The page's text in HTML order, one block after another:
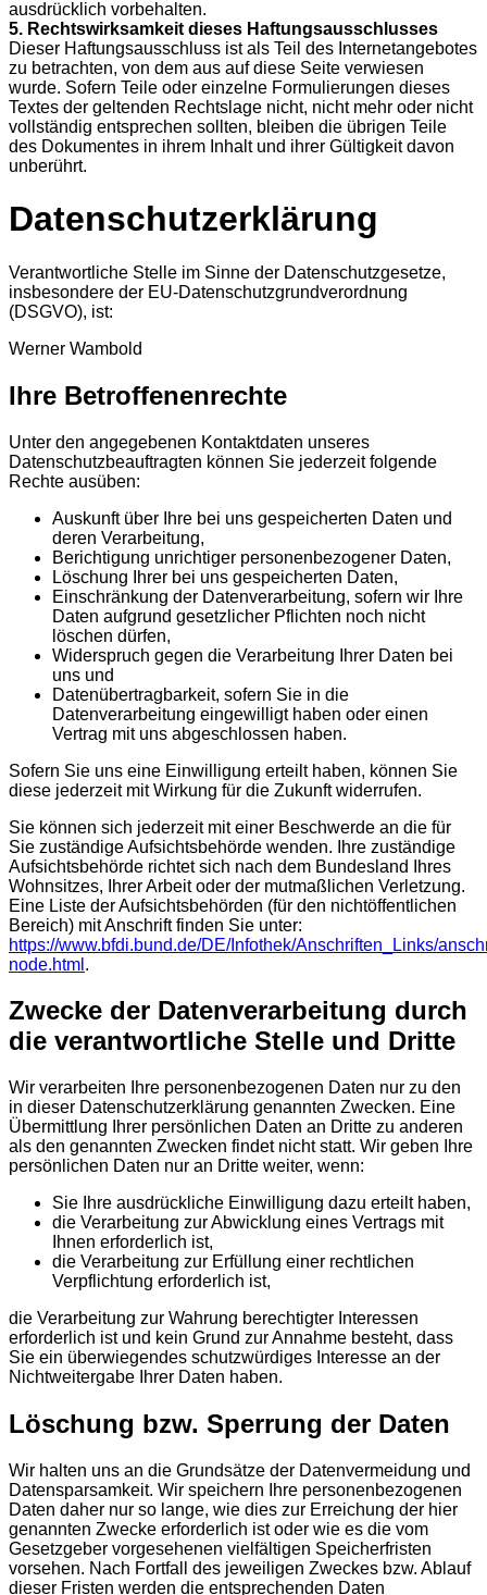
ausdrücklich vorbehalten.
5. Rechtswirksamkeit dieses Haftungsausschlusses
Dieser Haftungsausschluss ist als Teil des Internetangebotes
zu betrachten, von dem aus auf diese Seite verwiesen
wurde. Sofern Teile oder einzelne Formulierungen dieses
Textes der geltenden Rechtslage nicht, nicht mehr oder nicht
vollständig entsprechen sollten, bleiben die übrigen Teile
des Dokumentes in ihrem Inhalt und ihrer Gültigkeit davon
unberührt.
Datenschutzerklärung
Verantwortliche Stelle im Sinne der Datenschutzgesetze,
insbesondere der EU-Datenschutzgrundverordnung
(DSGVO), ist:
Werner Wambold
Ihre Betroffenenrechte
Unter den angegebenen Kontaktdaten unseres
Datenschutzbeauftragten können Sie jederzeit folgende
Rechte ausüben:
Auskunft über Ihre bei uns gespeicherten Daten und
deren Verarbeitung,
Berichtigung unrichtiger personenbezogener Daten,
Löschung Ihrer bei uns gespeicherten Daten,
Einschränkung der Datenverarbeitung, sofern wir Ihre
Daten aufgrund gesetzlicher Pflichten noch nicht
löschen dürfen,
Widerspruch gegen die Verarbeitung Ihrer Daten bei
uns und
Datenübertragbarkeit, sofern Sie in die
Datenverarbeitung eingewilligt haben oder einen
Vertrag mit uns abgeschlossen haben.
Sofern Sie uns eine Einwilligung erteilt haben, können Sie
diese jederzeit mit Wirkung für die Zukunft widerrufen.
Sie können sich jederzeit mit einer Beschwerde an die für
Sie zuständige Aufsichtsbehörde wenden. Ihre zuständige
Aufsichtsbehörde richtet sich nach dem Bundesland Ihres
Wohnsitzes, Ihrer Arbeit oder der mutmaßlichen Verletzung.
Eine Liste der Aufsichtsbehörden (für den nichtöffentlichen
Bereich) mit Anschrift finden Sie unter:
https://www.bfdi.bund.de/DE/Infothek/Anschriften_Links/
node.html .
Zwecke der Datenverarbeitung durch
die verantwortliche Stelle und Dritte
Wir verarbeiten Ihre personenbezogenen Daten nur zu den
in dieser Datenschutzerklärung genannten Zwecken. Eine
Übermittlung Ihrer persönlichen Daten an Dritte zu anderen
als den genannten Zwecken findet nicht statt. Wir geben Ihre
persönlichen Daten nur an Dritte weiter, wenn:
Sie Ihre ausdrückliche Einwilligung dazu erteilt haben,
die Verarbeitung zur Abwicklung eines Vertrags mit
Ihnen erforderlich ist,
die Verarbeitung zur Erfüllung einer rechtlichen
Verpflichtung erforderlich ist,
die Verarbeitung zur Wahrung berechtigter Interessen
erforderlich ist und kein Grund zur Annahme besteht, dass
Sie ein überwiegendes schutzwürdiges Interesse an der
Nichtweitergabe Ihrer Daten haben.
Löschung bzw. Sperrung der Daten
Wir halten uns an die Grundsätze der Datenvermeidung und
Datensparsamkeit. Wir speichern Ihre personenbezogenen
Daten daher nur so lange, wie dies zur Erreichung der hier
genannten Zwecke erforderlich ist oder wie es die vom
Gesetzgeber vorgesehenen vielfältigen Speicherfristen
vorsehen. Nach Fortfall des jeweiligen Zweckes bzw. Ablauf
dieser Fristen werden die entsprechenden Daten